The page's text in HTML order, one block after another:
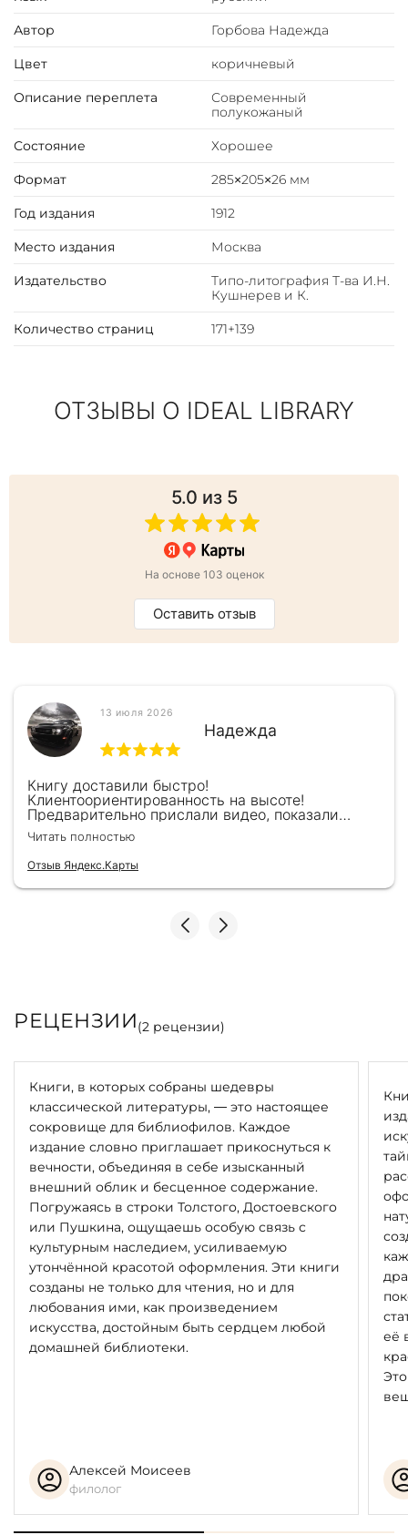
Автор Горбова Надежда
Цвет коричневый
Описание переплета
Современный
полукожаный
Состояние Хорошее
Формат 285×205×26 мм
Год издания 1912
Место издания Москва
Издательство
Типо-литография Т-ва И.Н.
Кушнерев и К.
Количество страниц 171+139
ОТЗЫВЫ О IDEAL LIBRARY
5.0 из 5
На основе 103 оценок
Оставить отзыв
13 июля 2026
Надежда
Книгу доставили быстро!
Клиентоориентированность на высоте!
Предварительно прислали видео, показали
книжку, быстро отправили и положили
подарочек) Спасибо!!!
Читать полностью
Отзыв Яндекс.Карты
РЕЦЕНЗИИ(2 рецензии)
Книги, в которых собраны шедевры
классической литературы, — это настоящее
сокровище для библиофилов. Каждое
издание словно приглашает прикоснуться к
вечности, объединяя в себе изысканный
внешний облик и бесценное содержание.
Погружаясь в строки Толстого, Достоевского
или Пушкина, ощущаешь особую связь с
культурным наследием, усиливаемую
утончённой красотой оформления. Эти книги
созданы не только для чтения, но и для
любования ими, как произведением
искусства, достойным быть сердцем любой
домашней библиотеки.
Алексей Моисеев
филолог
её